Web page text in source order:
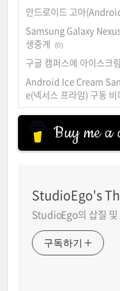
안드로이드 고아
Samsung Galaxy
생중계
(0)
구글 캠퍼스에 아이스크
Android Ice Cream
e(넥서스 프라임) 구동 비
Buy me a
StudioEgo's
StudioEgo의 삽질 및
구독하기